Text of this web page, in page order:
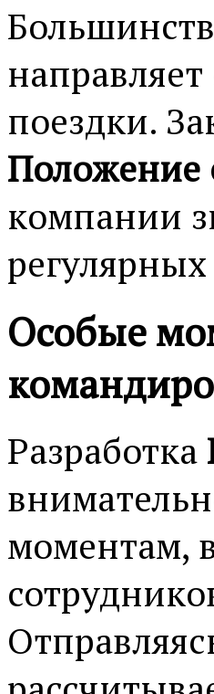
поездки.
Положение
компании
Особые
Разработка
моментам,